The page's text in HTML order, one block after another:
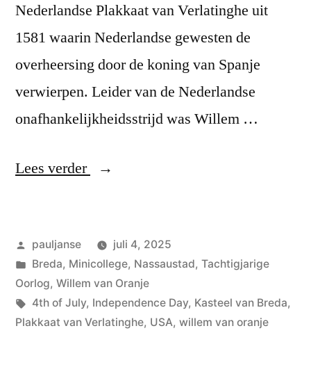
Nederlandse Plakkaat van Verlatinghe uit
1581 waarin Nederlandse gewesten de
overheersing door de koning van Spanje
verwierpen. Leider van de Nederlandse
onafhankelijkheidsstrijd was Willem …
Lees verder “Onafhankelijkheid”
Geplaatst
door
pauljanse
juli 4, 2025
Geplaatst
in
Breda, Minicollege, Nassaustad, Tachtigjarige
Oorlog, Willem van Oranje
Tags:
4th of July, Independence Day, Kasteel van Breda,
Plakkaat van Verlatinghe, USA, willem van oranje